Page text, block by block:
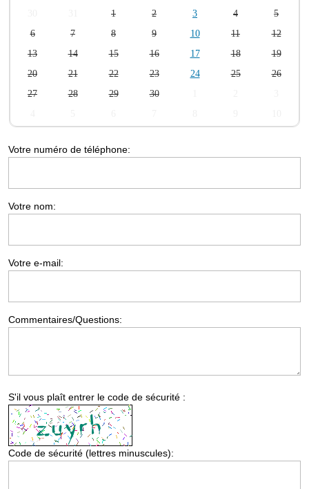
1 2 3 4
5
6
7 8 9 10 11
12
13
14 15 16 17 18
19
20
21 22 23 24 25
26
27
28 29 30
Votre numéro de téléphone:
Votre nom:
Votre e-mail:
Commentaires/Questions:
S'il vous plaît entrer le code de sécurité :
Code de sécurité (lettres minuscules):